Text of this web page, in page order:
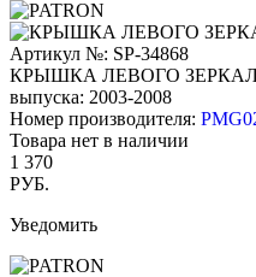
Артикул №: SP-34868
КРЫШКА ЛЕВОГО
выпуска: 2003-2008
Номер производителя:
Товара нет в наличии
1 370
РУБ.
Уведомить